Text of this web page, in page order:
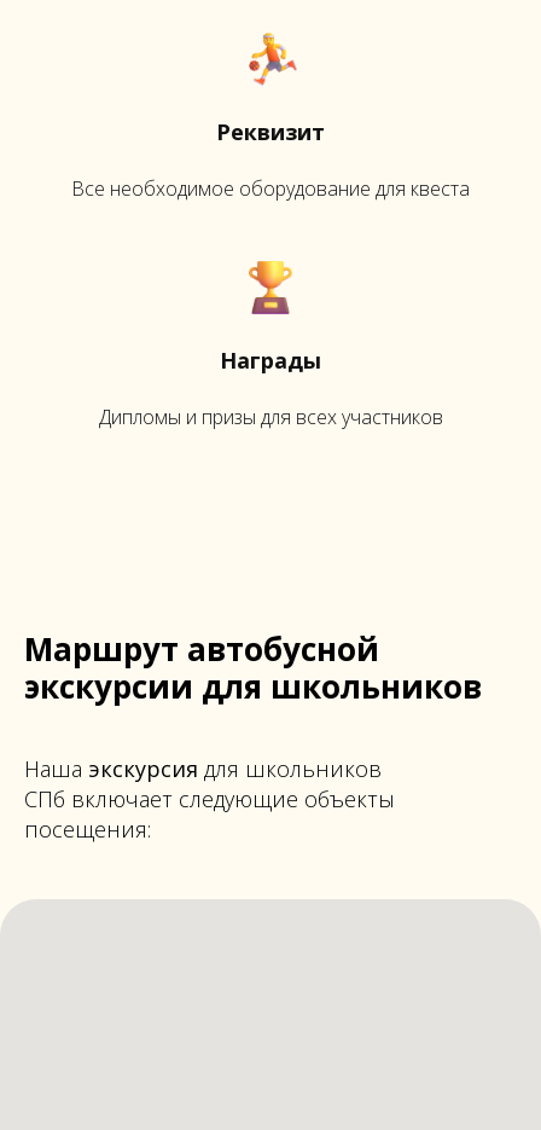
Реквизит
Все необходимое оборудование для квеста
Награды
Дипломы и призы для всех участников
Маршрут автобусной
экскурсии для школьников
Наша экскурсия для школьников
СПб включает следующие объекты
посещения: